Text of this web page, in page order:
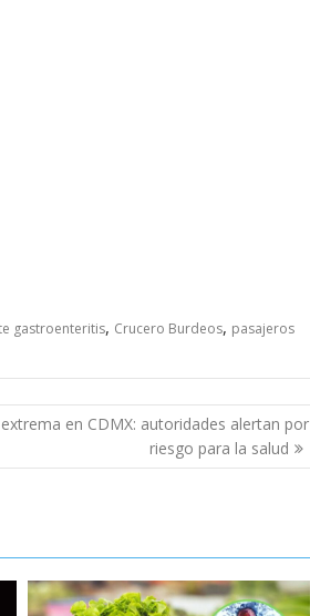
gastroenteritis, Crucero Burdeos, pasajeros
extrema en CDMX: autoridades alertan por
riesgo para la salud